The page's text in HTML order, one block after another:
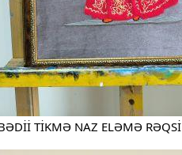
TİKMƏ NAZ ELƏMƏ RƏQSİ